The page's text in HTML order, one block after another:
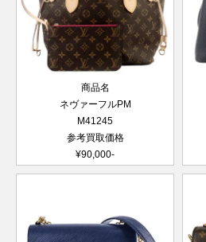
商品名
ネヴァーフルPM
M41245
参考買取価格
¥90,000-